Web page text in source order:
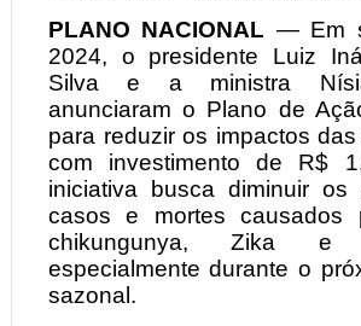
PLANO NACIONAL — Em
2024, o presidente Luiz
Silva e a ministra
anunciaram o Plano de
para reduzir os impactos
com investimento de R$
iniciativa busca diminuir os
casos e mortes causados
chikungunya, Zika e
especialmente durante o
sazonal.